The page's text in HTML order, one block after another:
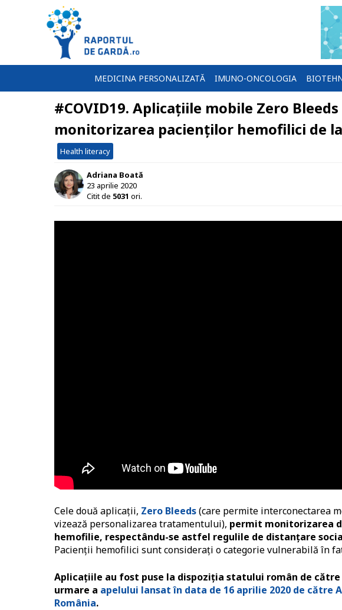
MEDICINA PERSONALIZATĂ IMUNO-ONCOLOGIA
#COVID19. Aplicațiile mobile Zero
monitorizarea pacienților hemofilici de
Health literacy
Adriana Boată
23 aprilie 2020
Citit de 5031 ori.
Cele două aplicații, Zero Bleeds(care permite interconectarea
vizează personalizarea tratamentului), permit monitorizarea
hemofilie, respectându-se astfel regulile de distanțare
Pacienții hemofilici sunt considerați o categorie vulnerabilă în
Aplicațiile au fost puse la dispoziția statului român de
urmare a apelului lansat în data de 16 aprilie 2020 de către
România.